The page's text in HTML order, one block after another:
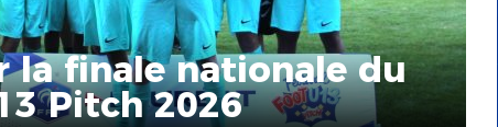
la finale nationale du
Pitch 2026